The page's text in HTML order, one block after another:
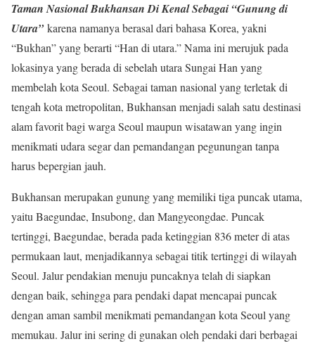
Taman Nasional Bukhansan Di Kenal Sebagai “Gunung di
Utara”karena namanya berasal dari bahasa Korea, yakni
“Bukhan” yang berarti “Han di utara.” Nama ini merujuk pada
lokasinya yang berada di sebelah utara Sungai Han yang
membelah kota Seoul. Sebagai taman nasional yang terletak di
tengah kota metropolitan, Bukhansan menjadi salah satu destinasi
alam favorit bagi warga Seoul maupun wisatawan yang ingin
menikmati udara segar dan pemandangan pegunungan tanpa
harus bepergian jauh.
Bukhansan merupakan gunung yang memiliki tiga puncak utama,
yaitu Baegundae, Insubong, dan Mangyeongdae. Puncak
tertinggi, Baegundae, berada pada ketinggian 836 meter di atas
permukaan laut, menjadikannya sebagai titik tertinggi di wilayah
Seoul. Jalur pendakian menuju puncaknya telah di siapkan
dengan baik, sehingga para pendaki dapat mencapai puncak
dengan aman sambil menikmati pemandangan kota Seoul yang
memukau. Jalur ini sering di gunakan oleh pendaki dari berbagai